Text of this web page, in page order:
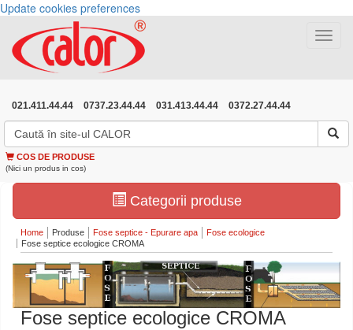
Update cookies preferences
Toggle
021.411.44.44 0737.23.44.44 031.413.44.44 0372.27.44.44
COS DE PRODUSE
(Nici un produs in cos)
Categorii produse
Home Produse Fose septice - Epurare apa
Fose ecologice
Fose septice ecologice CROMA
Fose septice ecologice CROMA